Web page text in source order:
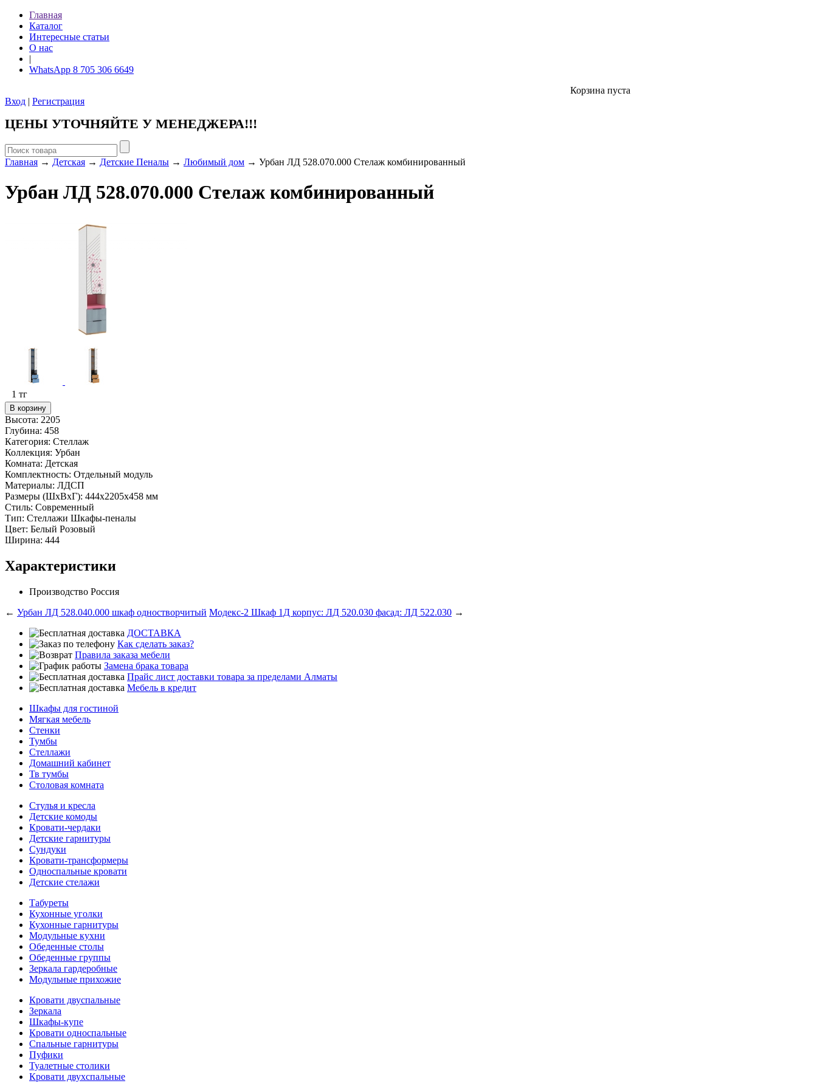
Главная
Каталог
Интересные статьи
О нас
|
WhatsApp 8 705 306 6649
Корзина пуста
Вход | Регистрация
ЦЕНЫ УТОЧНЯЙТЕ У МЕНЕДЖЕРА!!!
Главная → Детская → Детские Пеналы → Любимый дом → Урбан ЛД 528.070.000 Стелаж комбинированный
Урбан ЛД 528.070.000 Стелаж комбинированный
1 тг
В корзину
Высота: 2205
Глубина: 458
Категория: Стеллаж
Коллекция: Урбан
Комната: Детская
Комплектность: Отдельный модуль
Материалы: ЛДСП
Размеры (ШxВxГ): 444x2205x458 мм
Стиль: Современный
Тип: Стеллажи Шкафы-пеналы
Цвет: Белый Розовый
Ширина: 444
Характеристики
Производство Россия
← Урбан ЛД 528.040.000 шкаф одностворчитый Модекс-2 Шкаф 1Д корпус: ЛД 520.030 фасад: ЛД 522.030 →
ДОСТАВКА
Как сделать заказ?
Правила заказа мебели
Замена брака товара
Прайс лист доставки товара за пределами Алматы
Мебель в кредит
Шкафы для гостиной
Мягкая мебель
Стенки
Тумбы
Стеллажи
Домашний кабинет
Тв тумбы
Столовая комната
Стулья и кресла
Детские комоды
Кровати-чердаки
Детские гарнитуры
Сундуки
Кровати-трансформеры
Односпальные кровати
Детские стелажи
Табуреты
Кухонные уголки
Кухонные гарнитуры
Модульные кухни
Обеденные столы
Обеденные группы
Зеркала гардеробные
Модульные прихожие
Кровати двуспальные
Зеркала
Шкафы-купе
Кровати односпальные
Спальные гарнитуры
Пуфики
Туалетные столики
Кровати двухспальные